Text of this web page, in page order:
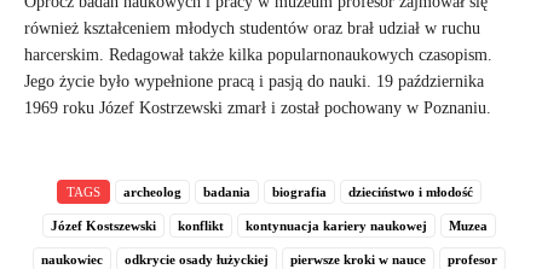
również kształceniem młodych studentów oraz brał udział w ruchu
harcerskim. Redagował także kilka popularnonaukowych czasopism.
Jego życie było wypełnione pracą i pasją do nauki. 19 października
1969 roku Józef Kostrzewski zmarł i został pochowany w Poznaniu.
TAGS archeolog badania biografia dzieciństwo i młodość
Józef Kostszewski konflikt kontynuacja kariery naukowej Muzea
naukowiec odkrycie osady łużyckiej pierwsze kroki w nauce profesor